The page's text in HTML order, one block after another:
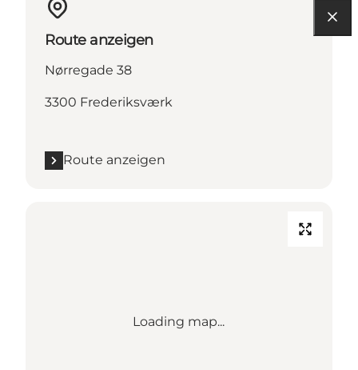
Route anzeigen
Nørregade 38
3300 Frederiksværk
Route anzeigen
Loading map...